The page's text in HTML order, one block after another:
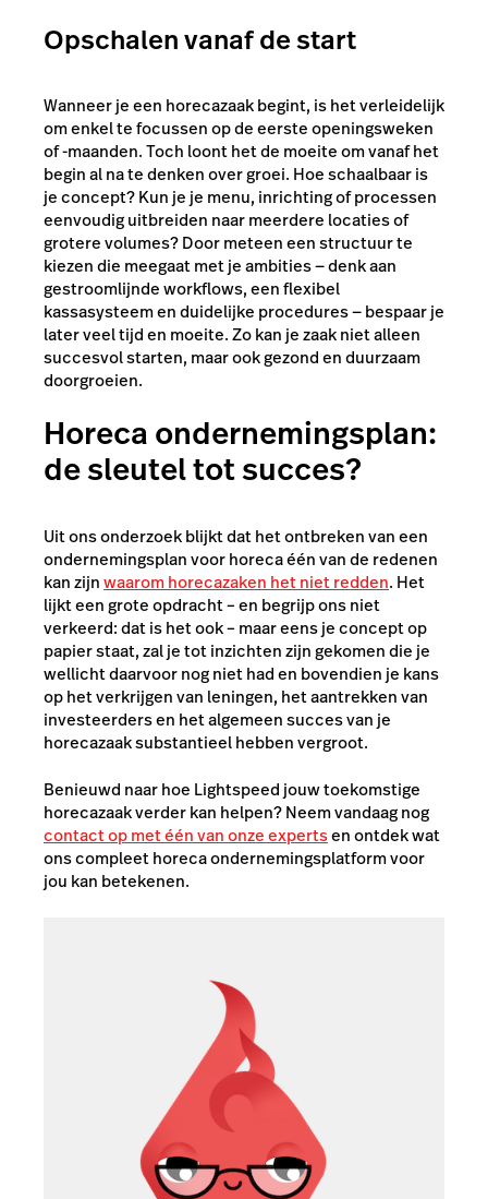
Opschalen vanaf de start
Wanneer je een horecazaak begint, is het verleidelijk
om enkel te focussen op de eerste openingsweken
of -maanden. Toch loont het de moeite om vanaf het
begin al na te denken over groei. Hoe schaalbaar is
je concept? Kun je je menu, inrichting of processen
eenvoudig uitbreiden naar meerdere locaties of
grotere volumes? Door meteen een structuur te
kiezen die meegaat met je ambities — denk aan
gestroomlijnde workflows, een flexibel
kassasysteem en duidelijke procedures — bespaar je
later veel tijd en moeite. Zo kan je zaak niet alleen
succesvol starten, maar ook gezond en duurzaam
doorgroeien.
Horeca ondernemingsplan:
de sleutel tot succes?
Uit ons onderzoek blijkt dat het ontbreken van een
ondernemingsplan voor horeca één van de redenen
kan zijnwaarom horecazaken het niet redden. Het
lijkt een grote opdracht – en begrijp ons niet
verkeerd: dat is het ook – maar eens je concept op
papier staat, zal je tot inzichten zijn gekomen die je
wellicht daarvoor nog niet had en bovendien je kans
op het verkrijgen van leningen, het aantrekken van
investeerders en het algemeen succes van je
horecazaak substantieel hebben vergroot.
Benieuwd naar hoe Lightspeed jouw toekomstige
horecazaak verder kan helpen? Neem vandaag nog
contact op met één van onze expertsen ontdek wat
ons compleet horeca ondernemingsplatform voor
jou kan betekenen.